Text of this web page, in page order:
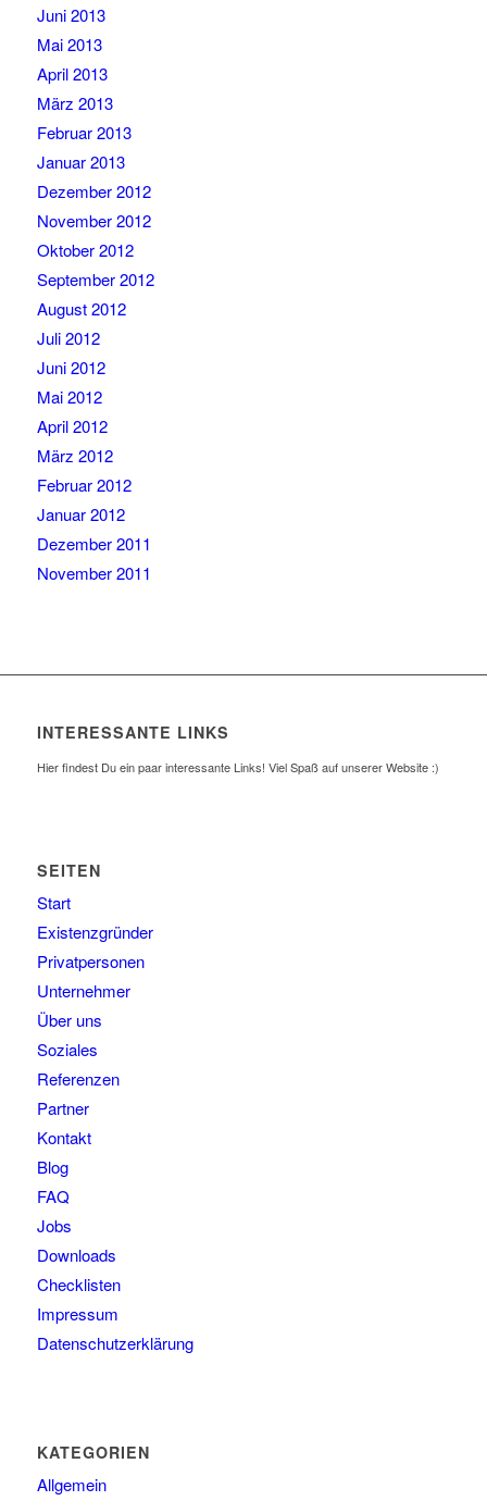
Juni 2013
Mai 2013
April 2013
März 2013
Februar 2013
Januar 2013
Dezember 2012
November 2012
Oktober 2012
September 2012
August 2012
Juli 2012
Juni 2012
Mai 2012
April 2012
März 2012
Februar 2012
Januar 2012
Dezember 2011
November 2011
INTERESSANTE LINKS
Hier findest Du ein paar interessante Links! Viel Spaß auf unserer Website :)
SEITEN
Start
Existenzgründer
Privatpersonen
Unternehmer
Über uns
Soziales
Referenzen
Partner
Kontakt
Blog
FAQ
Jobs
Downloads
Checklisten
Impressum
Datenschutzerklärung
KATEGORIEN
Allgemein